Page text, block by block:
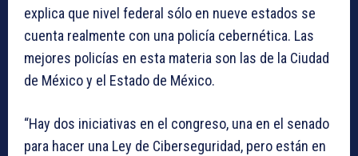
explica que nivel federal sólo en nueve estados se
cuenta realmente con una policía cebernética. Las
mejores policías en esta materia son las de la Ciudad
de México y el Estado de México.
“Hay dos iniciativas en el congreso, una en el senado
para hacer una Ley de Ciberseguridad, pero están en